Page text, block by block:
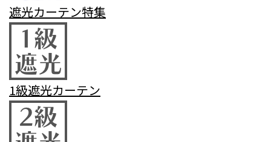
遮光カーテン特集
1級遮光カーテン